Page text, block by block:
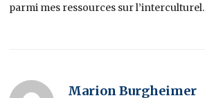
parmi mes ressources sur l’interculturel.
Marion Burgheimer